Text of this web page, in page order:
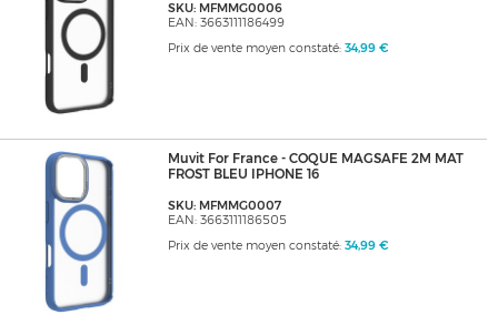
SKU: MFMMG0006
EAN: 3663111186499
Prix de vente moyen constaté: 34,99 €
Muvit For France - COQUE MAGSAFE 2M MAT
FROST BLEU IPHONE 16
SKU: MFMMG0007
EAN: 3663111186505
Prix de vente moyen constaté: 34,99 €